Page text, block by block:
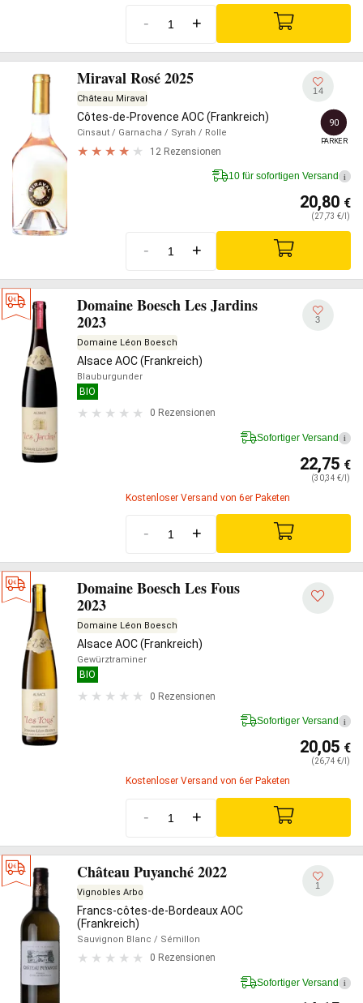
- +
Miraval Rosé 2025
Château Miraval
Côtes-de-Provence AOC (Frankreich)
Cinsaut / Garnacha / Syrah / Rolle
12 Rezensionen
14
90
PARKER
10 für sofortigen Versand i
20,80 €
(27,73 €/l)
- +
Domaine Boesch Les Jardins
2023
Domaine Léon Boesch
Alsace AOC (Frankreich)
Blauburgunder
BIO
0 Rezensionen
3
Sofortiger Versand i
22,75 €
(30,34 €/l)
Kostenloser Versand von 6er Paketen
- +
Domaine Boesch Les Fous
2023
Domaine Léon Boesch
Alsace AOC (Frankreich)
Gewürztraminer
BIO
0 Rezensionen
Sofortiger Versand i
20,05 €
(26,74 €/l)
Kostenloser Versand von 6er Paketen
- +
Château Puyanché 2022
Vignobles Arbo
Francs-côtes-de-Bordeaux AOC
(Frankreich)
Sauvignon Blanc / Sémillon
0 Rezensionen
1
Sofortiger Versand i